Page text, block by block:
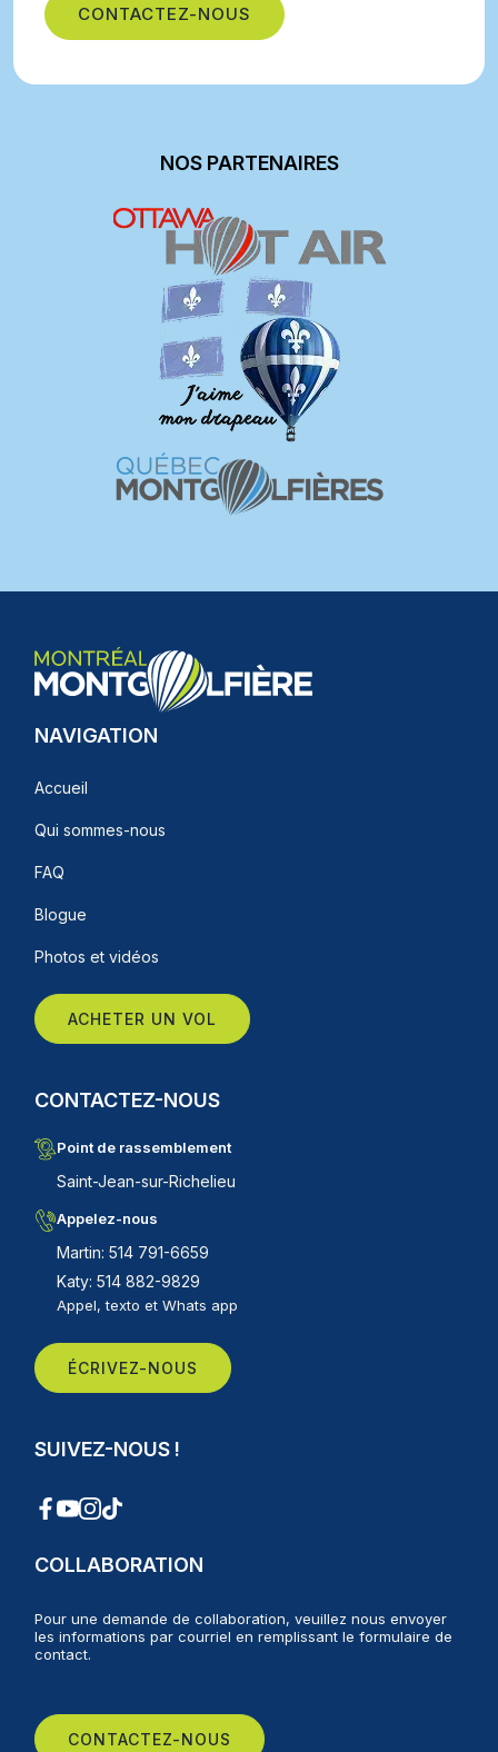
CONTACTEZ-NOUS
NOS PARTENAIRES
NAVIGATION
Accueil
Qui sommes-nous
FAQ
Blogue
Photos et vidéos
ACHETER UN VOL
CONTACTEZ-NOUS
Point de rassemblement
Saint-Jean-sur-Richelieu
Appelez-nous
Martin: 514 791-6659
Katy: 514 882-9829
Appel, texto et Whats app
ÉCRIVEZ-NOUS
SUIVEZ-NOUS !
COLLABORATION
Pour une demande de collaboration, veuillez nous envoyer
les informations par courriel en remplissant le formulaire de
contact.
CONTACTEZ-NOUS